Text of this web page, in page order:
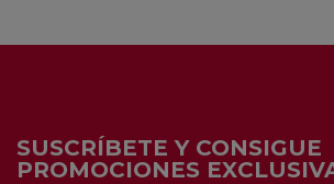
SUSCRÍBETE Y CONSIGUE
PROMOCIONES